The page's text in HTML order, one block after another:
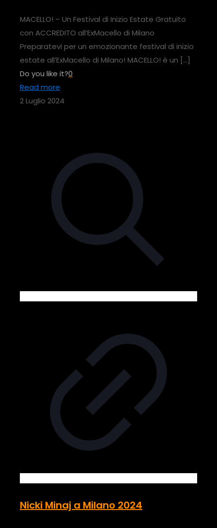
MACELLO! – Un Festival di Inizio Estate Gratuito
con ACCREDITO all’ExMacello di Milano
Preparatevi per un emozionante festival di inizio
estate all’ExMacello di Milano! MACELLO! è un […]
Do you like it?0
Read more
2 Luglio 2024
Nicki Minaj a Milano 2024